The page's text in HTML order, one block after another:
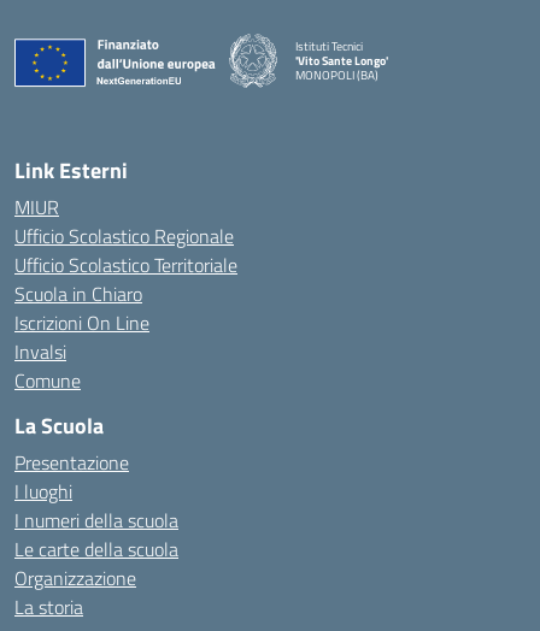
Istituti Tecnici
'Vito Sante Longo'
MONOPOLI (BA)
Link Esterni
MIUR
Ufficio Scolastico Regionale
Ufficio Scolastico Territoriale
Scuola in Chiaro
Iscrizioni On Line
Invalsi
Comune
La Scuola
Presentazione
I luoghi
I numeri della scuola
Le carte della scuola
Organizzazione
La storia